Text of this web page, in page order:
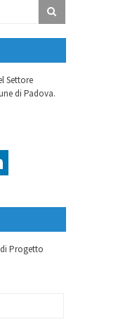
Settore
di Padova.
Progetto